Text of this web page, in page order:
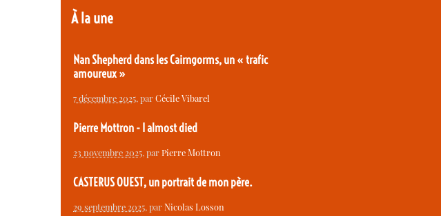
À la une
Nan Shepherd dans les Cairngorms, un « trafic
amoureux »
7 décembre 2025, parCécile Vibarel
Pierre Mottron - I almost died
23 novembre 2025, parPierre Mottron
CASTERUS OUEST, un portrait de mon père.
29 septembre 2025, parNicolas Losson